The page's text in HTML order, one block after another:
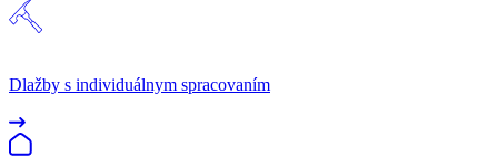
Dlažby s individuálnym spracovaním